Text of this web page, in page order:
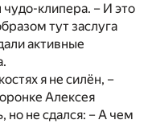
чудо-клипера. – И это
тут заслуга
активные
я не силён, –
Алексея
но не сдался: – А чем